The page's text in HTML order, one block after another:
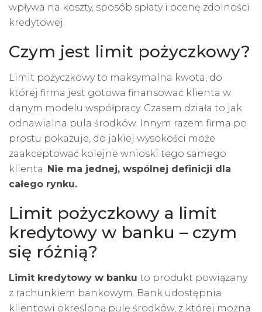
wpływa na koszty, sposób spłaty i ocenę zdolności
kredytowej.
Czym jest limit pożyczkowy?
Limit pożyczkowy to maksymalna kwota, do
której firma jest gotowa finansować klienta w
danym modelu współpracy. Czasem działa to jak
odnawialna pula środków. Innym razem firma po
prostu pokazuje, do jakiej wysokości może
zaakceptować kolejne wnioski tego samego
klienta. Nie ma jednej, wspólnej definicji dla
całego rynku.
Limit pożyczkowy a limit
kredytowy w banku – czym
się różnią?
Limit kredytowy w banku to produkt powiązany
z rachunkiem bankowym. Bank udostępnia
klientowi określoną pulę środków, z której można